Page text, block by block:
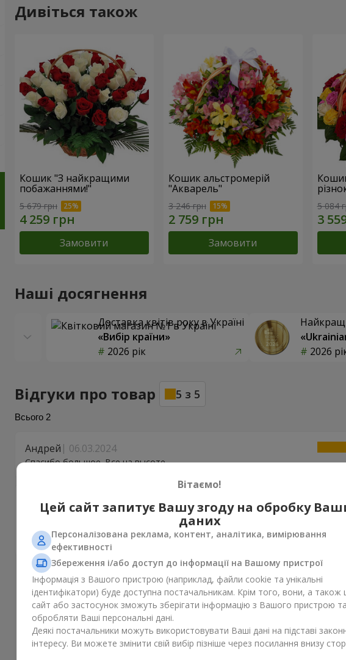
Дивіться також
Кошик "З найкращими
побажаннями!"
5 679 грн
Замовити
Кошик альстромерій
"Акварель"
3 246 грн
Замовити
5 084
Наші досягнення
Доставка квітів року в Україні
«Вибір країни»
2026 рік
2026
Відгуки про товар 5 з 5
Всього 2
Андрей 06.03.2024
Спасибо большое. Все на высоте
Светлана 14.03.2023
Доставили в больницу моему папе !!! Пожалуйста кто водитель ? Мы хотим
отдельно поблагодарить!! Это простоте реально !!! Спасибо огромное !
ЖИВИ!!!
Вітаємо!
Цей сайт запитує Вашу згоду на обробку
даних
Персоналізована реклама, контент, аналітика, вимірювання
ефективності
Збереження і/або доступ до інформації на Вашому пристрої
Інформація з Вашого пристрою (наприклад, файли cookie та унікальні
ідентифікатори) буде доступна постачальникам. Крім того, вони, а також
сайт або застосунок зможуть зберігати інформацію з Вашого пристрою та
обробляти Ваші персональні дані.
Деякі постачальники можуть використовувати Ваші дані на підставі
інтересу. Ви можете змінити свій вибір пізніше через посилання внизу